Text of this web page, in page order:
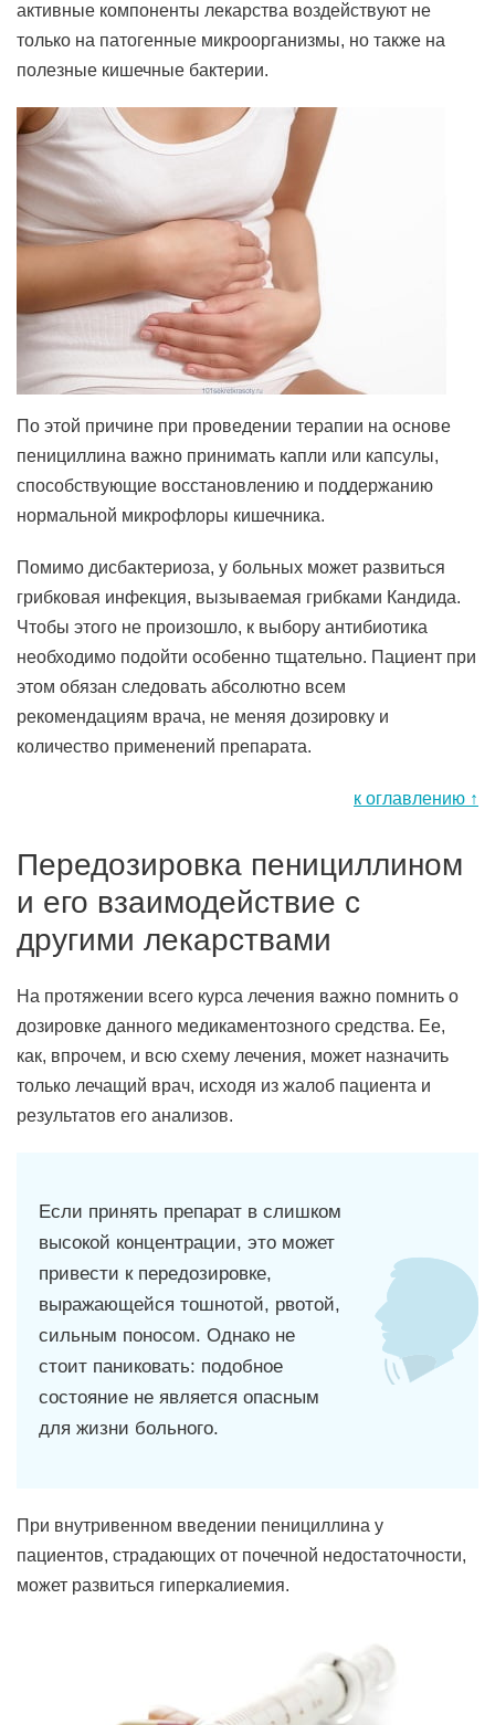
активные компоненты лекарства воздействуют не
только на патогенные микроорганизмы, но также на
полезные кишечные бактерии.
По этой причине при проведении терапии на основе
пенициллина важно принимать капли или капсулы,
способствующие восстановлению и поддержанию
нормальной микрофлоры кишечника.
Помимо дисбактериоза, у больных может развиться
грибковая инфекция, вызываемая грибками Кандида.
Чтобы этого не произошло, к выбору антибиотика
необходимо подойти особенно тщательно. Пациент при
этом обязан следовать абсолютно всем
рекомендациям врача, не меняя дозировку и
количество применений препарата.
к оглавлению ↑
Передозировка пенициллином
и его взаимодействие с
другими лекарствами
На протяжении всего курса лечения важно помнить о
дозировке данного медикаментозного средства. Ее,
как, впрочем, и всю схему лечения, может назначить
только лечащий врач, исходя из жалоб пациента и
результатов его анализов.
Если принять препарат в слишком
высокой концентрации, это может
привести к передозировке,
выражающейся тошнотой, рвотой,
сильным поносом. Однако не
стоит паниковать: подобное
состояние не является опасным
для жизни больного.
При внутривенном введении пенициллина у
пациентов, страдающих от почечной недостаточности,
может развиться гиперкалиемия.